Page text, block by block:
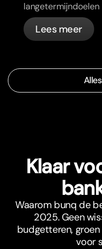
op één lijn.
Lees meer
Klaar
Waarom bunq de
2025. Geen
budgetteren,
voor